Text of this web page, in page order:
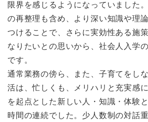
限界を感じるようになっていました
の再整理も含め、より深い知識や理
つけることで、さらに実効性ある施
なりたいとの思いから、社会人入学
です。
通常業務の傍ら、また、子育てをし
活は、忙しくも、メリハリと充実感
を起点とした新しい人・知識・体験
時間の連続でした。少人数制の対話